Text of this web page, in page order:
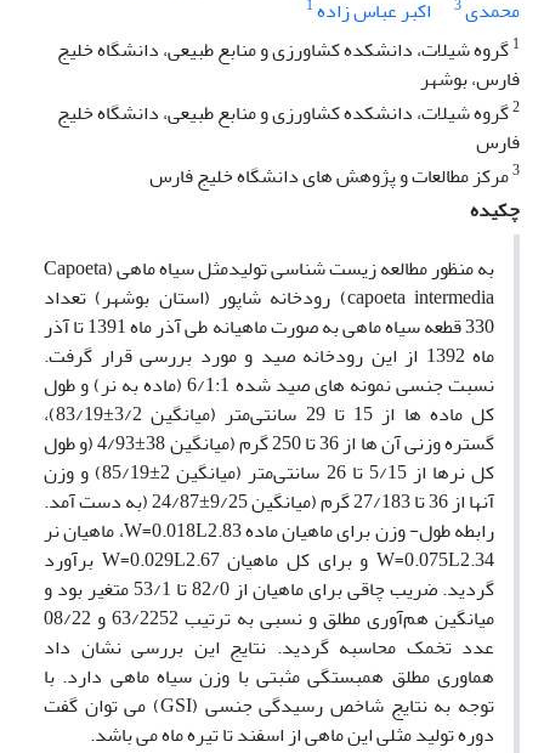
محمدی
اکبر عباس زاده
1گروه شیلات، دانشکده کشاورزی و منابع طبیعی، دانشگاه خلیج
فارس، بوشهر
2گروه شیلات، دانشکده کشاورزی و منابع طبیعی، دانشگاه خلیج
فارس
3مرکز مطالعات و پژوهش های دانشگاه خلیج فارس
چکیده
به منظور مطالعه زیست شناسی تولیدمثل سیاه ماهی (Capoeta
capoeta intermedia) رودخانه شاپور (استان بوشهر) تعداد
330 قطعه سیاه ماهی به صورت ماهیانه طی آذر ‌ماه 1391 تا آذر
ماه 1392 از این رودخانه صید و مورد بررسی قرار گرفت.
نسبت جنسی نمونه های صید شده 6/1:1 (ماده به نر) و طول
کل ماده ها از 15 تا 29 سانتی‌متر (میانگین 3/2±83/19)،
گستره وزنی آن ها از 36 تا 250 گرم (میانگین 38±4/93 (و طول
کل نرها از 5/15 تا 26 سانتی‌متر (میانگین 2±85/19) و وزن
آنها از 36 تا 27/183 گرم (میانگین 9/25±24/87 (به دست آمد.
رابطه طول- وزن برای ماهیان ماده W=0.018L2.83، ماهیان نر
W=0.075L2.34 و برای کل ماهیان W=0.029L2.67 برآورد
گردید. ضریب چاقی برای ماهیان از 82/0 تا 53/1 متغیر بود و
میانگین هم‌آوری مطلق و نسبی به ترتیب 63/2252 و 08/22
عدد تخمک محاسبه گردید. نتایج این بررسی نشان داد
هماوری مطلق همبستگی مثبتی با وزن سیاه ماهی دارد. با
توجه به نتایج شاخص رسیدگی جنسی (GSI) می توان گفت
دوره تولید مثلی این ماهی از اسفند تا تیره ماه می باشد.